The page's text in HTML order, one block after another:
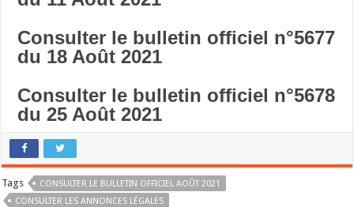
Consulter le bulletin officiel n°5677
du 18 Août 2021
Consulter le bulletin officiel n°5678
du 25 Août 2021
Tags
CONSULTER LE BULLETIN OFFICIEL AOÛT 2021
CONSULTER LES ANNONCES LÉGALES